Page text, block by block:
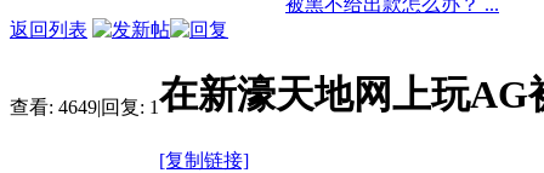
返回列表
查看: 4649|回复: 1在新濠天地网上玩AG
[复制链接]